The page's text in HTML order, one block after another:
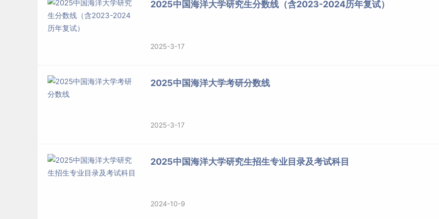
2025中国海洋大学研究生分数线（含2023-2024历年复试）
2025-3-17
2025中国海洋大学考研分数线
2025-3-17
2025中国海洋大学研究生招生专业目录及考试科目
2024-10-9